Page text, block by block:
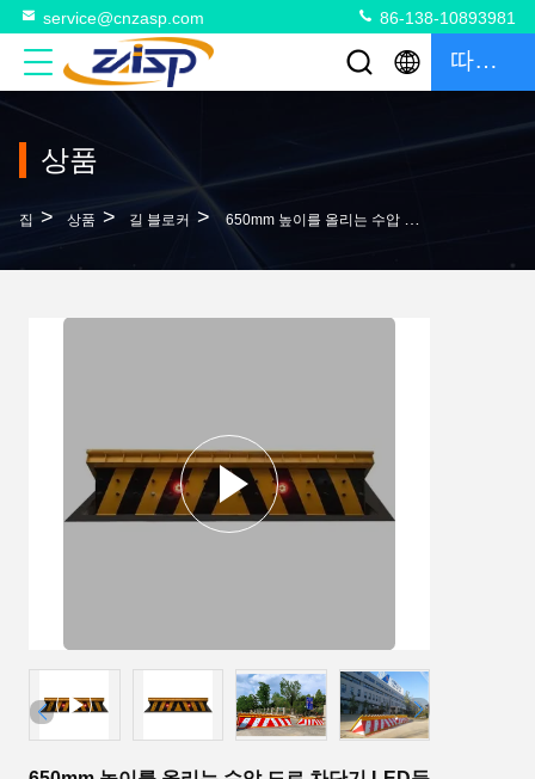
service@cnzasp.com 86-138-10893981
따옴표
상품
집 > 상품 > 길 블로커 > 650mm 높이를 올리는 수압 도로 차단기 LED등